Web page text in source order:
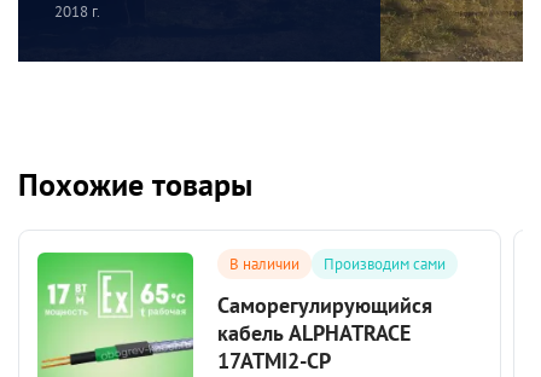
2018 г.
Похожие товары
В наличии Производим сами
Саморегулирующийся
кабель ALPHATRACE
17ATMI2-CP